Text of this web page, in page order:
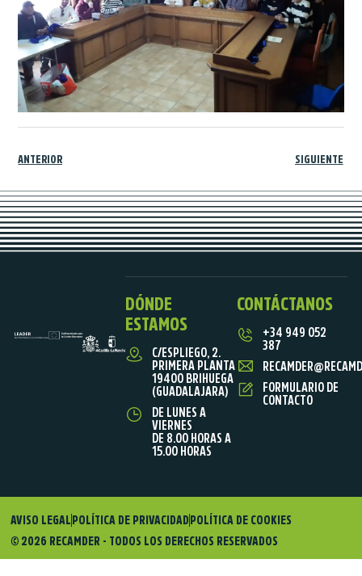
ANTERIOR SIGUIENTE
DÓNDE
ESTAMOS
C/ESPLIEGO, 2.
PRIMERA PLANTA
19400 BRIHUEGA
(GUADALAJARA)
DE LUNES A
VIERNES
DE 8.00 HORAS A
15.00 HORAS
CONTÁCTANOS
+34 949 052
387
FORMULARIO DE
CONTACTO
© 2026 RECAMDER - TODOS LOS DERECHOS RESERVADOS
AVISO LEGAL POLÍTICA DE PRIVACIDAD POLÍTICA DE COOKIES